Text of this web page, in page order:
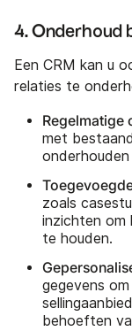
4. Onderhoud
Een CRM kan u
relaties te
Regelmatige
met
zoals
inzichten om
te houden.
gegevens
behoeften